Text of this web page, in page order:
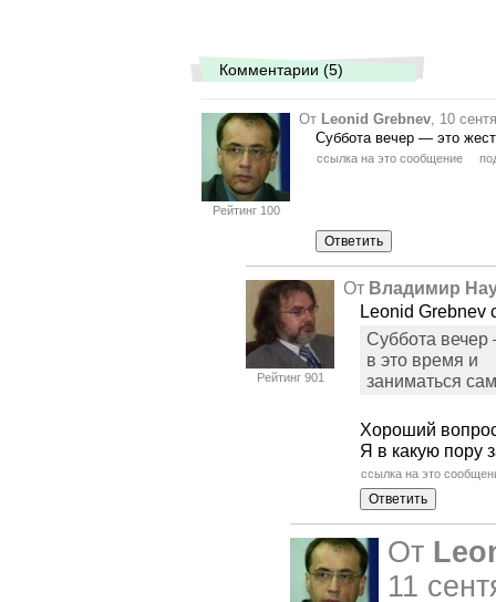
Комментарии (5)
Рейтинг 100
От Leonid Grebnev, 10
Суббота вечер — это
ссылка на это сообщение
Рейтинг 901
От Владимир
Leonid Grebnev
Суббота вечер
в это время и
заниматься
Хороший
Я в какую пору
ссылка на это
От
11